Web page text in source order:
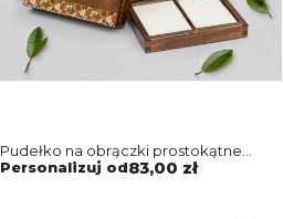
Pudełko na obrączki prostokątne
brązowe - Retro Style Motyw 1
Personalizuj od83,00 zł